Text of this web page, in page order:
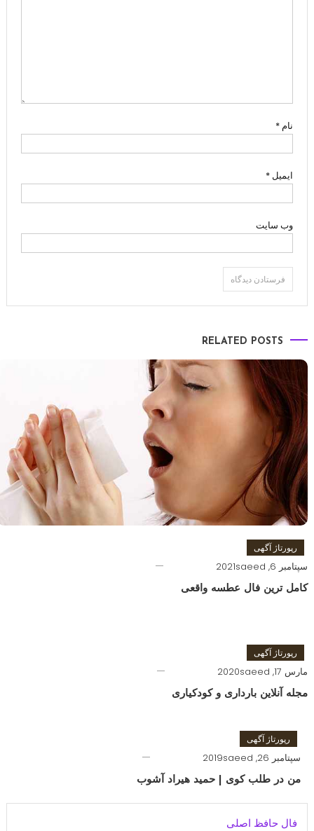
نام*
ایمیل *
وب‌ سایت
RELATED POSTS
رپورتاژ آگهی
سپتامبر 6, 2021 saeed
کامل ترین فال عطسه واقعی
رپورتاژ آگهی
مارس 17, 2020 saeed
مجله آنلاین بارداری و کودکیاری
رپورتاژ آگهی
سپتامبر 26, 2019 saeed
من در طلب کوی | حمید هیراد آشوب
فال حافظ اصلی